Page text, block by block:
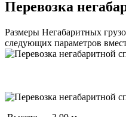
Перевозка
Размеры Негабаритных
следующих параметров